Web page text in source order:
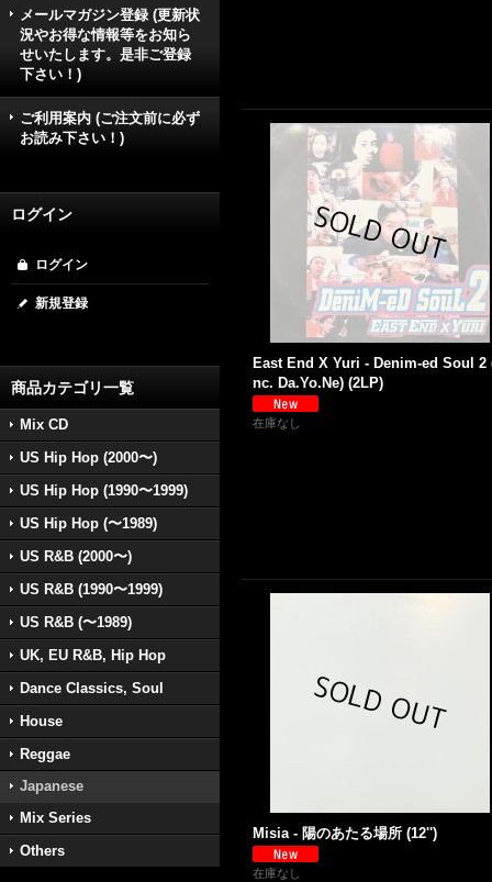
メールマガジン登録 (更新状
況やお得な情報等をお知ら
せいたします。是非ご登録
下さい！)
ご利用案内 (ご注文前に必ず
お読み下さい！)
ログイン
ログイン
新規登録
商品カテゴリ一覧
Mix CD
US Hip Hop (2000〜)
US Hip Hop (1990〜1999)
US Hip Hop (〜1989)
US R&B (2000〜)
US R&B (1990〜1999)
US R&B (〜1989)
UK, EU R&B, Hip Hop
Dance Classics, Soul
House
Reggae
Japanese
Mix Series
Others
East End X Yuri - Denim-ed Soul 2
nc. Da.Yo.Ne) (2LP)
在庫なし
Misia - 陽のあたる場所 (12'')
在庫なし